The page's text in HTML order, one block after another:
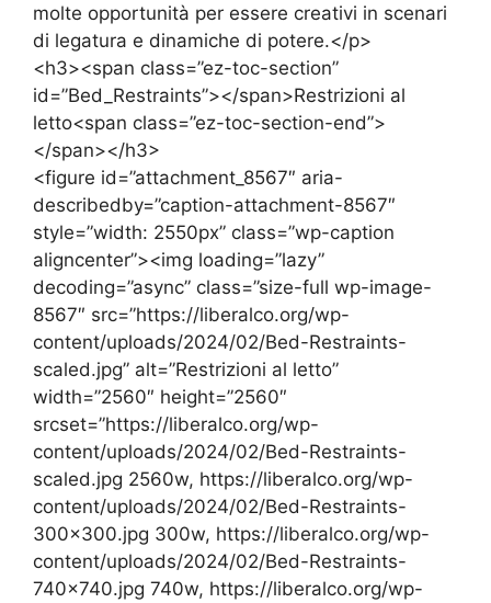
molte opportunità per essere creativi in scenari
di legatura e dinamiche di potere.</p>
<h3><span class=”ez-toc-section”
id=”Bed_Restraints”></span>Restrizioni al
letto<span class=”ez-toc-section-end”>
</span></h3>
<figure id=”attachment_8567″ aria-
describedby=”caption-attachment-8567″
style=”width: 2550px” class=”wp-caption
aligncenter”><img loading=”lazy”
decoding=”async” class=”size-full wp-image-
8567″ src=”https://liberalco.org/wp-
content/uploads/2024/02/Bed-Restraints-
scaled.jpg” alt=”Restrizioni al letto”
width=”2560″ height=”2560″
srcset=”https://liberalco.org/wp-
content/uploads/2024/02/Bed-Restraints-
scaled.jpg 2560w, https://liberalco.org/wp-
content/uploads/2024/02/Bed-Restraints-
300×300.jpg 300w, https://liberalco.org/wp-
content/uploads/2024/02/Bed-Restraints-
740×740.jpg 740w, https://liberalco.org/wp-